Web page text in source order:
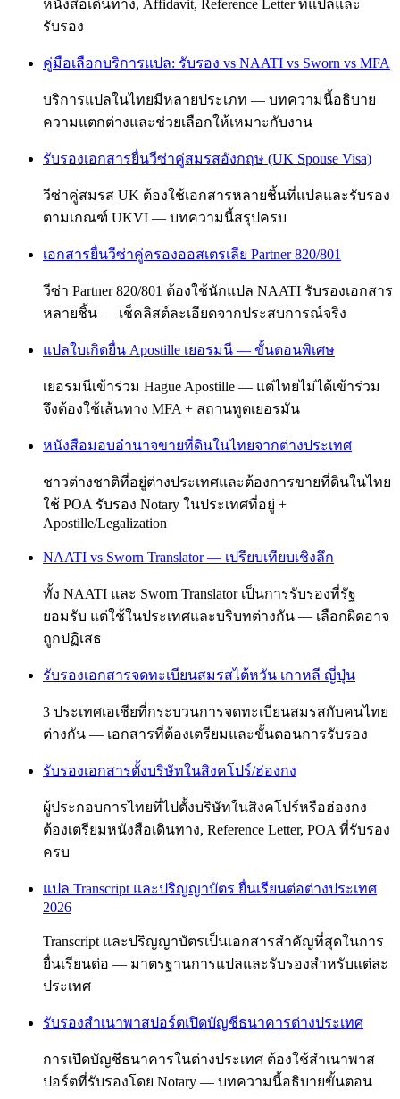
หนังสือเดินทาง, Affidavit, Reference Letter ที่แปลและ
รับรอง
คู่มือเลือกบริการแปล: รับรอง vs NAATI vs Sworn vs MFA
บริการแปลในไทยมีหลายประเภท — บทความนี้อธิบาย
ความแตกต่างและช่วยเลือกให้เหมาะกับงาน
รับรองเอกสารยื่นวีซ่าคู่สมรสอังกฤษ (UK Spouse Visa)
วีซ่าคู่สมรส UK ต้องใช้เอกสารหลายชิ้นที่แปลและรับรอง
ตามเกณฑ์ UKVI — บทความนี้สรุปครบ
เอกสารยื่นวีซ่าคู่ครองออสเตรเลีย Partner 820/801
วีซ่า Partner 820/801 ต้องใช้นักแปล NAATI รับรองเอกสาร
หลายชิ้น — เช็คลิสต์ละเอียดจากประสบการณ์จริง
แปลใบเกิดยื่น Apostille เยอรมนี — ขั้นตอนพิเศษ
เยอรมนีเข้าร่วม Hague Apostille — แต่ไทยไม่ได้เข้าร่วม
จึงต้องใช้เส้นทาง MFA + สถานทูตเยอรมัน
หนังสือมอบอำนาจขายที่ดินในไทยจากต่างประเทศ
ชาวต่างชาติที่อยู่ต่างประเทศและต้องการขายที่ดินในไทย
ใช้ POA รับรอง Notary ในประเทศที่อยู่ +
Apostille/Legalization
NAATI vs Sworn Translator — เปรียบเทียบเชิงลึก
ทั้ง NAATI และ Sworn Translator เป็นการรับรองที่รัฐ
ยอมรับ แต่ใช้ในประเทศและบริบทต่างกัน — เลือกผิดอาจ
ถูกปฏิเสธ
รับรองเอกสารจดทะเบียนสมรสไต้หวัน เกาหลี ญี่ปุ่น
3 ประเทศเอเชียที่กระบวนการจดทะเบียนสมรสกับคนไทย
ต่างกัน — เอกสารที่ต้องเตรียมและขั้นตอนการรับรอง
รับรองเอกสารตั้งบริษัทในสิงคโปร์/ฮ่องกง
ผู้ประกอบการไทยที่ไปตั้งบริษัทในสิงคโปร์หรือฮ่องกง
ต้องเตรียมหนังสือเดินทาง, Reference Letter, POA ที่รับรอง
ครบ
แปล Transcript และปริญญาบัตร ยื่นเรียนต่อต่างประเทศ
2026
Transcript และปริญญาบัตรเป็นเอกสารสำคัญที่สุดในการ
ยื่นเรียนต่อ — มาตรฐานการแปลและรับรองสำหรับแต่ละ
ประเทศ
รับรองสำเนาพาสปอร์ตเปิดบัญชีธนาคารต่างประเทศ
การเปิดบัญชีธนาคารในต่างประเทศ ต้องใช้สำเนาพาส
ปอร์ตที่รับรองโดย Notary — บทความนี้อธิบายขั้นตอน